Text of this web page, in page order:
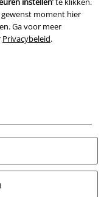
moment hier
Ga voor meer
Privacybeleid.